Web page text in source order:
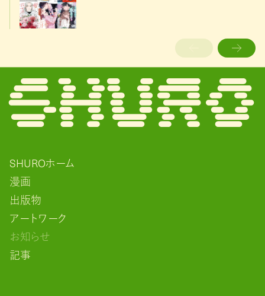
SHUROホーム
漫画
出版物
アートワーク
お知らせ
記事